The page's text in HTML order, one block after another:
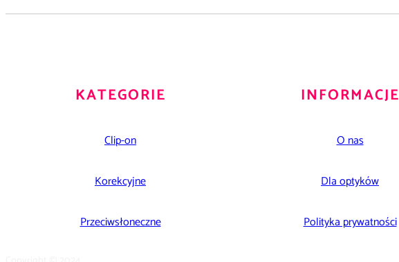
KATEGORIE
Clip-on
Korekcyjne
Przeciwsłoneczne
INFORMACJE
O nas
Dla optyków
Polityka prywatności